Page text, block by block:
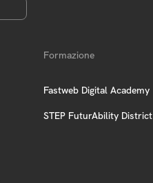
Formazione
Fastweb Digital Academy
STEP FuturAbility District